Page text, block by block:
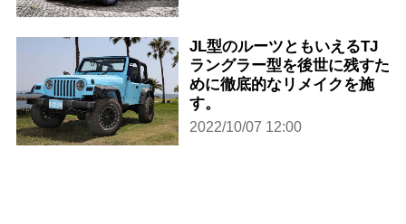
JL型のルーツともいえるTJ
ラングラー型を後世に残すた
めに徹底的なリメイクを施
す。
2022/10/07 12:00